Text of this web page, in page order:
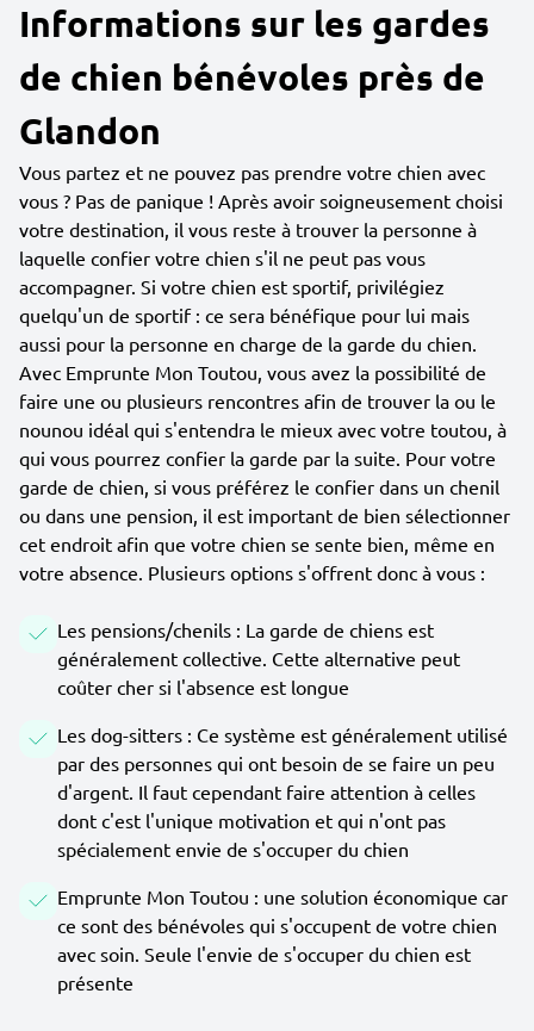
Informations sur les gardes
de chien bénévoles près de
Glandon
Vous partez et ne pouvez pas prendre votre chien avec
vous ? Pas de panique ! Après avoir soigneusement choisi
votre destination, il vous reste à trouver la personne à
laquelle confier votre chien s'il ne peut pas vous
accompagner. Si votre chien est sportif, privilégiez
quelqu'un de sportif : ce sera bénéfique pour lui mais
aussi pour la personne en charge de la garde du chien.
Avec Emprunte Mon Toutou, vous avez la possibilité de
faire une ou plusieurs rencontres afin de trouver la ou le
nounou idéal qui s'entendra le mieux avec votre toutou, à
qui vous pourrez confier la garde par la suite. Pour votre
garde de chien, si vous préférez le confier dans un chenil
ou dans une pension, il est important de bien sélectionner
cet endroit afin que votre chien se sente bien, même en
votre absence. Plusieurs options s'offrent donc à vous :
Les pensions/chenils : La garde de chiens est
généralement collective. Cette alternative peut
coûter cher si l'absence est longue
Les dog-sitters : Ce système est généralement utilisé
par des personnes qui ont besoin de se faire un peu
d'argent. Il faut cependant faire attention à celles
dont c'est l'unique motivation et qui n'ont pas
spécialement envie de s'occuper du chien
Emprunte Mon Toutou : une solution économique car
ce sont des bénévoles qui s'occupent de votre chien
avec soin. Seule l'envie de s'occuper du chien est
présente